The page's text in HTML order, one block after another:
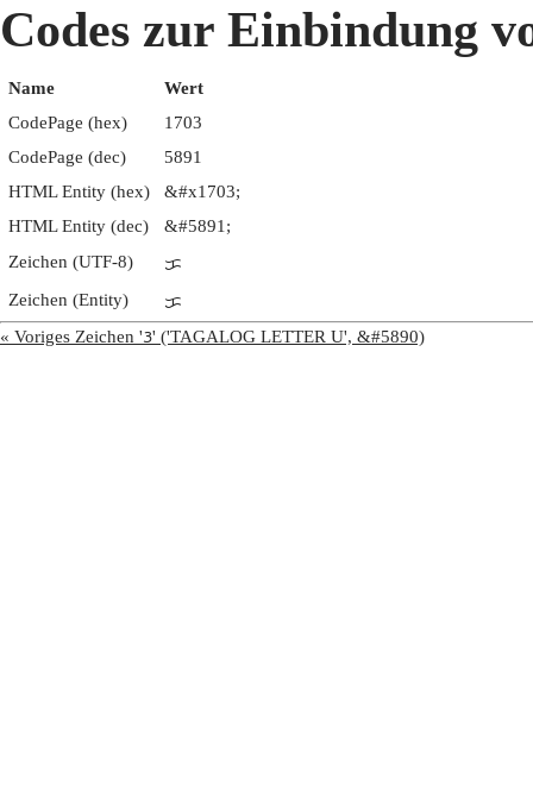
Codes zur Einbindung
Name
Wert
CodePage (hex)
1703
CodePage (dec)
5891
HTML Entity (hex)
&#x1703;
HTML Entity (dec)
&#5891;
Zeichen (UTF-8)
ᜃ
Zeichen (Entity)
ᜃ
« Voriges Zeichen 'ᜂ' ('TAGALOG LETTER U', &#5890)